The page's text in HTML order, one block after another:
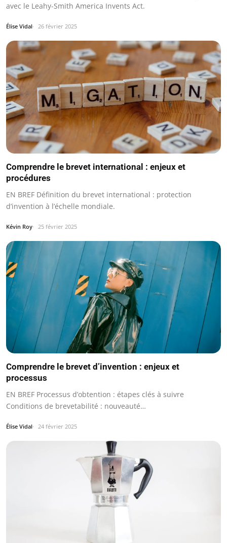
avec le Leahy-Smith America Invents Act.
Élise Vidal 26 février 2025
Comprendre le brevet international : enjeux et
procédures
EN BREF Définition du brevet international : protection
d’invention à l’échelle mondiale.
Kévin Roy 25 février 2025
Comprendre le brevet d’invention : enjeux et
processus
EN BREF Processus d’obtention : étapes clés à suivre
Conditions de brevetabilité : nouveauté…
Élise Vidal 24 février 2025